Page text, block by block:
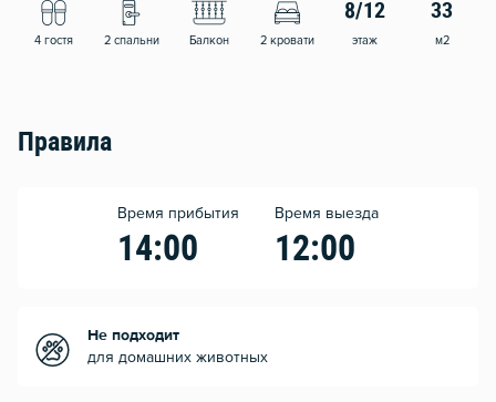
4 гостя 2 спальни Балкон 2 кровати
8/12
этаж
33
м2
Правила
Время прибытия
14:00
Время выезда
12:00
Не подходит
для домашних животных